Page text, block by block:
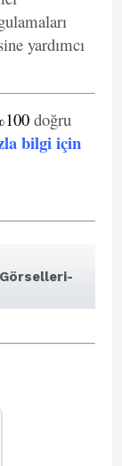
yardımcı
doğru
bilgi için